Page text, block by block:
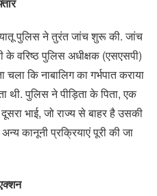
पुलिस ने तुरंत जांच शुरू की. जांच
के वरिष्ठ पुलिस अधीक्षक (एसएसपी)
कि नाबालिग का गर्भपात कराया
थी. पुलिस ने पीड़िता के पिता, एक
भाई, जो राज्य से बाहर है उसकी
कानूनी प्रक्रियाएं पूरी की जा